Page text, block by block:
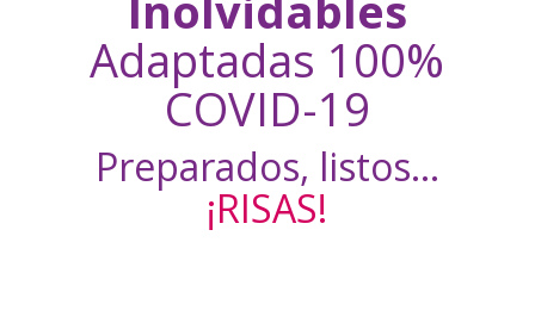
Adaptadas 100%
COVID-19
Preparados, listos…
¡RISAS!